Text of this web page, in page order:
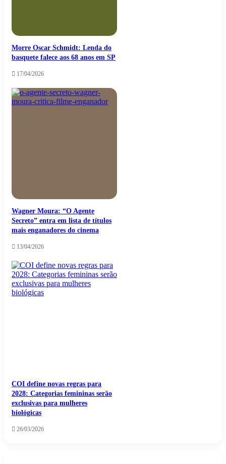
Morre Oscar Schmidt: Lenda do
basquete falece aos 68 anos em SP
17/04/2026
Wagner Moura: “O Agente
Secreto” entra em lista de títulos
mais enganadores do cinema
13/04/2026
COI define novas regras para
2028: Categorias femininas serão
exclusivas para mulheres
biológicas
26/03/2026